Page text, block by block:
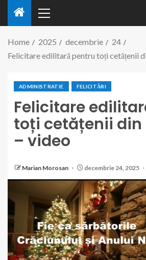
Home 2025 decembrie
24
Felicitare edilitară pentru toți cetățenii
ADMINISTRATIE FELICITĂRI
Felicitare
toți cetățenii din
– video
Marian Morosan decembrie 24, 2025